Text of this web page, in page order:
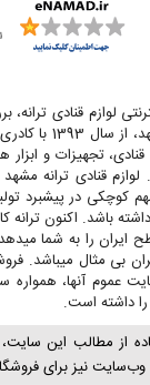
لوازم قنادی
ترانه در
تجهیزات و
لوازم قنادی ترانه
کوچکی در پیشبرد
باشد. اکنون ترانه
ایران را به شما
بی مثال میباشد.
عموم آنها، همواره
داشته است.
از مطالب این
نیز برای